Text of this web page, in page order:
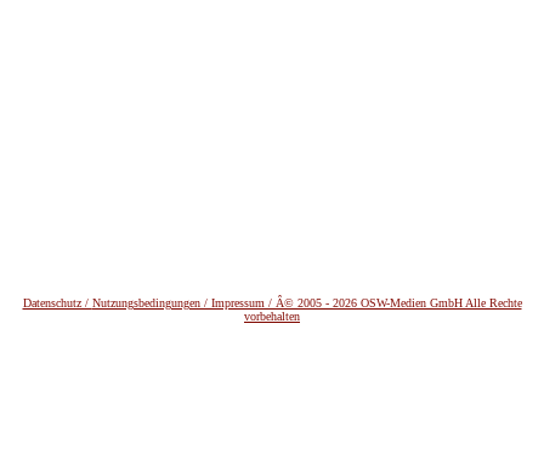
Datenschutz / Nutzungsbedingungen / Impressum / Â© 2005 - 2026 OSW-Medien GmbH Alle Rechte
vorbehalten